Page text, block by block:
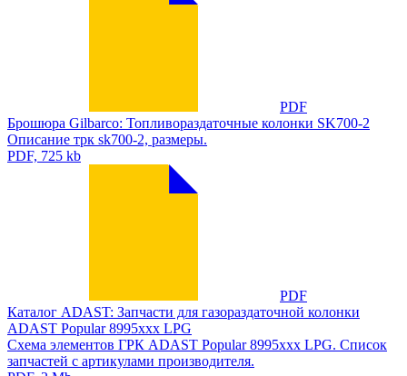
PDF
Брошюра Gilbarco: Топливораздаточные колонки SK700-2
Описание трк sk700-2, размеры.
PDF, 725 kb
PDF
Каталог ADAST: Запчасти для газораздаточной колонки
ADAST Popular 8995xxx LPG
Схема элементов ГРК ADAST Popular 8995xxx LPG. Список
запчастей с артикулами производителя.